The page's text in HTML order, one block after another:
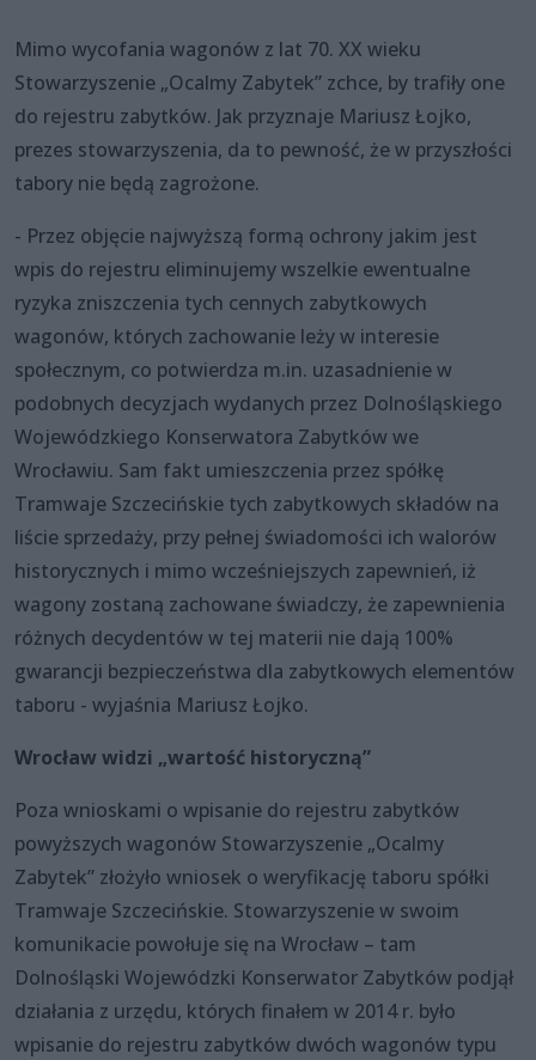
Mimo wycofania wagonów z lat 70. XX wieku
Stowarzyszenie „Ocalmy Zabytek” zchce, by trafiły one
do rejestru zabytków. Jak przyznaje Mariusz Łojko,
prezes stowarzyszenia, da to pewność, że w przyszłości
tabory nie będą zagrożone.
- Przez objęcie najwyższą formą ochrony jakim jest
wpis do rejestru eliminujemy wszelkie ewentualne
ryzyka zniszczenia tych cennych zabytkowych
wagonów, których zachowanie leży w interesie
społecznym, co potwierdza m.in. uzasadnienie w
podobnych decyzjach wydanych przez Dolnośląskiego
Wojewódzkiego Konserwatora Zabytków we
Wrocławiu. Sam fakt umieszczenia przez spółkę
Tramwaje Szczecińskie tych zabytkowych składów na
liście sprzedaży, przy pełnej świadomości ich walorów
historycznych i mimo wcześniejszych zapewnień, iż
wagony zostaną zachowane świadczy, że zapewnienia
różnych decydentów w tej materii nie dają 100%
gwarancji bezpieczeństwa dla zabytkowych elementów
taboru - wyjaśnia Mariusz Łojko.
Wrocław widzi „wartość historyczną”
Poza wnioskami o wpisanie do rejestru zabytków
powyższych wagonów Stowarzyszenie „Ocalmy
Zabytek” złożyło wniosek o weryfikację taboru spółki
Tramwaje Szczecińskie. Stowarzyszenie w swoim
komunikacie powołuje się na Wrocław – tam
Dolnośląski Wojewódzki Konserwator Zabytków podjął
działania z urzędu, których finałem w 2014 r. było
wpisanie do rejestru zabytków dwóch wagonów typu